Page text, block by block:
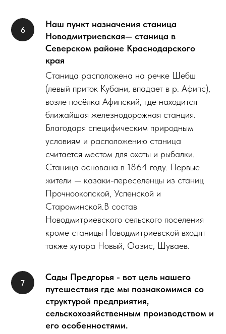
Наш пункт назначения станица
Новодмитриевская— станица в
Северском районе Краснодарского
края
Станица расположена на речке Шебш
(левый приток Кубани, впадает в р. Афипс),
возле посёлка Афипский, где находится
ближайшая железнодорожная станция.
Благодаря специфическим природным
условиям и расположению станица
считается местом для охоты и рыбалки.
Станица основана в 1864 году. Первые
жители — казаки-переселенцы из станиц
Прочноокопской, Успенской и
Староминской.В состав
Новодмитриевского сельского поселения
кроме станицы Новодмитриевской входят
также хутора Новый, Оазис, Шуваев.
Сады Предгорья - вот цель нашего
путешествия где мы познакомимся со
структурой предприятия,
сельскохозяйственным производством и
его особенностями.